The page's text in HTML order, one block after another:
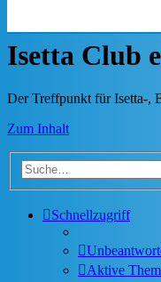
Isetta Club
Der Treffpunkt für Isetta-,
Zum Inhalt
Schnellzugriff
Aktive